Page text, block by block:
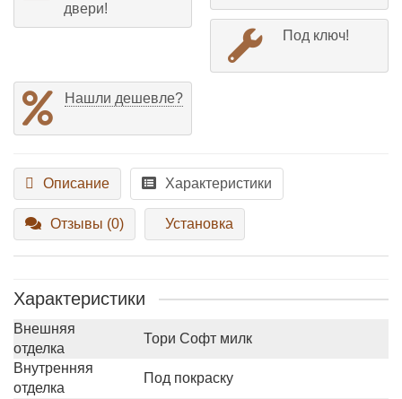
двери!
Под ключ!
Нашли дешевле?
Описание Характеристики
Отзывы (0) Установка
Характеристики
Внешняя
отделка
Тори Софт милк
Внутренняя
отделка
Под покраску